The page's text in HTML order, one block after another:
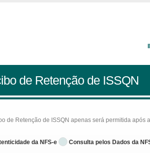
de Retenção de ISSQN
de Retenção de ISSQN apenas será permitida
da NFS-e Consulta pelos Dados da